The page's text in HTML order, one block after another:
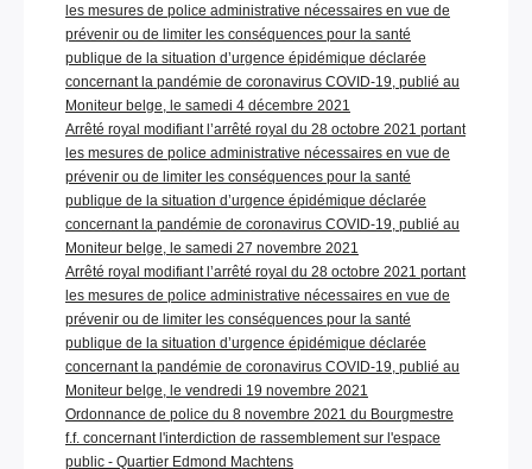
les mesures de police administrative nécessaires en vue de
prévenir ou de limiter les conséquences pour la santé
publique de la situation d’urgence épidémique déclarée
concernant la pandémie de coronavirus COVID-19, publié au
Moniteur belge, le samedi 4 décembre 2021
Arrêté royal modifiant l’arrêté royal du 28 octobre 2021 portant
les mesures de police administrative nécessaires en vue de
prévenir ou de limiter les conséquences pour la santé
publique de la situation d’urgence épidémique déclarée
concernant la pandémie de coronavirus COVID-19, publié au
Moniteur belge, le samedi 27 novembre 2021
Arrêté royal modifiant l’arrêté royal du 28 octobre 2021 portant
les mesures de police administrative nécessaires en vue de
prévenir ou de limiter les conséquences pour la santé
publique de la situation d’urgence épidémique déclarée
concernant la pandémie de coronavirus COVID-19, publié au
Moniteur belge, le vendredi 19 novembre 2021
Ordonnance de police du 8 novembre 2021 du Bourgmestre
f.f. concernant l'interdiction de rassemblement sur l'espace
public - Quartier Edmond Machtens